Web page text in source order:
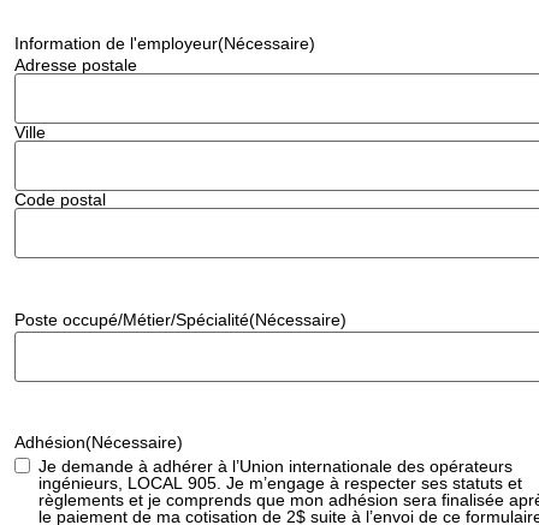
Information de l'employeur(Nécessaire)
Adresse postale
Ville
Code postal
Poste occupé/Métier/Spécialité(Nécessaire)
Adhésion(Nécessaire)
Je demande à adhérer à l’Union internationale des opérateurs
ingénieurs, LOCAL 905. Je m’engage à respecter ses statuts et
règlements et je comprends que mon adhésion sera finalisée
le paiement de ma cotisation de 2$ suite à l’envoi de ce